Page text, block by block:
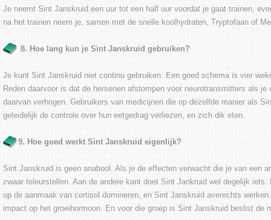
Je neemt Sint Janskruid een uur tot een half uur voordat je gaat trainen,
na het trainen neem je, samen met de snelle koolhydraten, Tryptofaan of
8. Hoe lang kun je Sint Janskruid gebruiken?
Je kunt Sint Janskruid niet continu gebruiken. Een goed schema is vier
Reden daarvoor is dat de hersenen afstompen voor neurotransmitters als
daarvan verhogen. Gebruikers van medicijnen die op dezelfde manier als
geleidelijk de controle over hun eetgedrag verliezen, en zich dik eten.
9. Hoe goed werkt Sint Janskruid eigenlijk?
Sint Janskruid is geen anabool. Als je de effecten verwacht die je van een
zwaar teleurstellen. Aan de andere kant doet Sint Jankruid wel degelijk
op de aanmaak van cortisol domineren, en Sint Janskruid averechts
impact op het groeihormoon. En voor die groep is Sint Janskruid beslist de